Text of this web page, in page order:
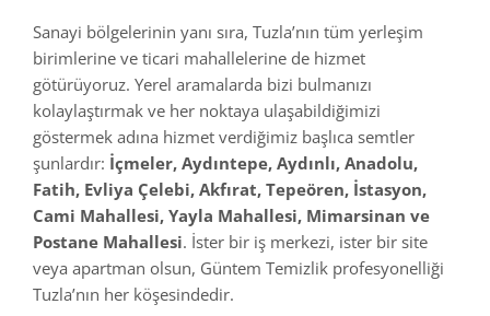
Sanayi bölgelerinin yanı sıra, Tuzla’nın tüm yerleşim
birimlerine ve ticari mahallelerine de hizmet
götürüyoruz. Yerel aramalarda bizi bulmanızı
kolaylaştırmak ve her noktaya ulaşabildiğimizi
göstermek adına hizmet verdiğimiz başlıca semtler
şunlardır: İçmeler, Aydıntepe, Aydınlı, Anadolu,
Fatih, Evliya Çelebi, Akfırat, Tepeören, İstasyon,
Cami Mahallesi, Yayla Mahallesi, Mimarsinan ve
Postane Mahallesi. İster bir iş merkezi, ister bir site
veya apartman olsun, Güntem Temizlik profesyonelliği
Tuzla’nın her köşesindedir.